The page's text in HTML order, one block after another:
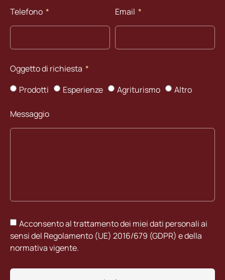
Telefono Email
Oggetto di richiesta
Prodotti
Esperienze Agriturismo Altro
Messaggio
Acconsento al trattamento dei miei dati personali ai
sensi del Regolamento (UE) 2016/679 (GDPR) e della
normativa vigente.